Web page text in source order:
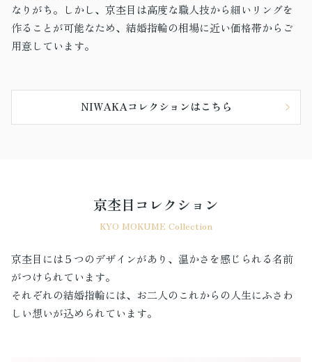
なりがち。しかし、京杢目は高度な職人技から細いリングを
作ることが可能なため、結婚指輪の相場に近い価格帯からご
用意しています。
NIWAKAコレクションはこちら
京杢目コレクション
KYO MOKUME Collection
京杢目には５つのデザインがあり、温かさを感じられる名前
がつけられています。
それぞれの結婚指輪には、お二人のこれからの人生にふさわ
しい想いが込められています。